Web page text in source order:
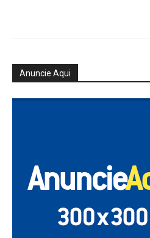
Anuncie Aqui